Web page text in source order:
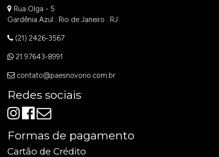
Rua Olga - 5
Gardênia Azul . Rio de Janeiro . RJ
(21) 2426-3567
21 97643-8991
contato@paesnovorio.com.br
Redes sociais
Formas de pagamento
Cartão de Crédito